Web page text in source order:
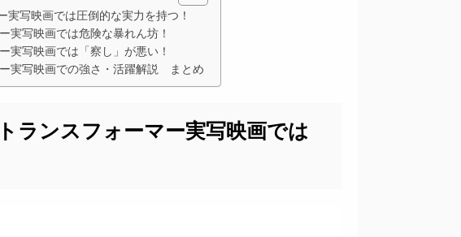
実写映画では圧倒的な実力を持つ！
実写映画では危険な暴れん坊！
実写映画では「察し」が悪い！
実写映画での強さ・活躍解説 まとめ
ランスフォーマー実写映画では